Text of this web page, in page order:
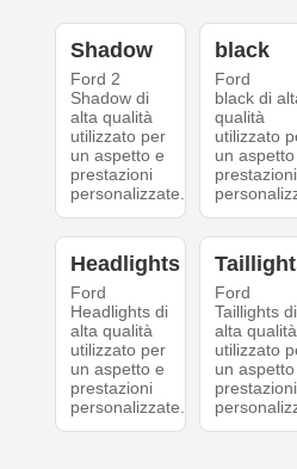
Shadow
Ford 2
Shadow di
alta qualità
utilizzato per
un aspetto e
prestazioni
personalizzate.
black
Ford
black di
qualità
utilizzato
un aspetto
prestazioni
Headlights
Ford
Headlights di
alta qualità
utilizzato per
un aspetto e
prestazioni
personalizzate.
Ford
Taillights di
alta qualità
utilizzato
un aspetto
prestazioni